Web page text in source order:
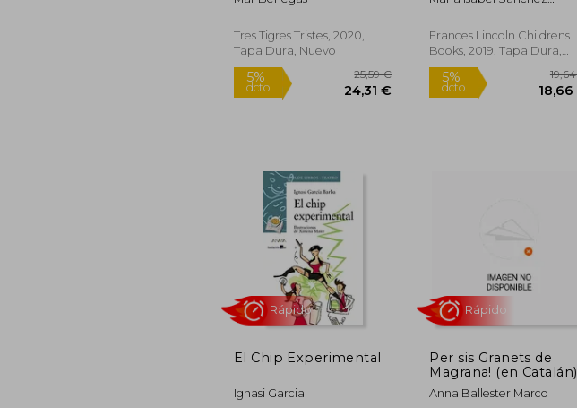
Tres Tigres Tristes, 2020,
Tapa Dura, Nuevo
5% 25,59 €
Frances Lincoln Childrens
Books, 2019, Tapa Dura,
Nuevo
5%
El Chip Experimental
Ignasi Garcia
Per sis Granets de
Magrana! (en Catalán)
Anna Ballester Marco